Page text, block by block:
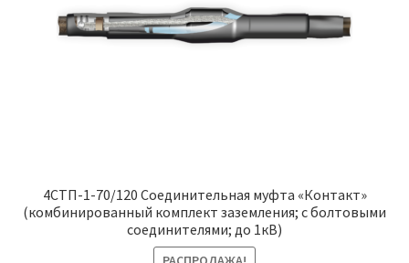
4СТП-1-70/120 Соединительная муфта «Контакт»
(комбинированный комплект заземления; с болтовыми
соединителями; до 1кВ)